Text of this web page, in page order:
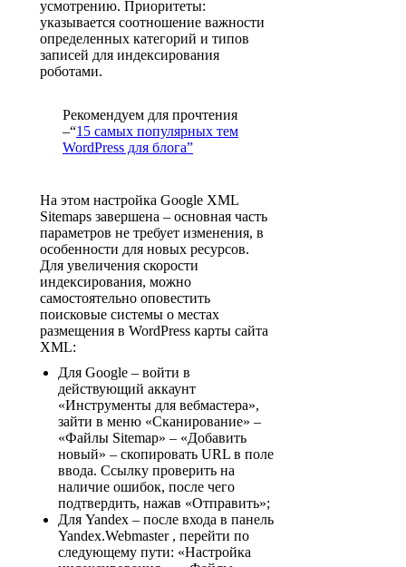
усмотрению. Приоритеты:
указывается соотношение важности
определенных категорий и типов
записей для индексирования
роботами.
Рекомендуем для прочтения
–“15 самых популярных тем
WordPress для блога”
На этом настройка Google XML
Sitemaps завершена – основная часть
параметров не требует изменения, в
особенности для новых ресурсов.
Для увеличения скорости
индексирования, можно
самостоятельно оповестить
поисковые системы о местах
размещения в WordPress карты сайта
XML:
Для Google – войти в
действующий аккаунт
«Инструменты для вебмастера»,
зайти в меню «Сканирование» –
«Файлы Sitemap» – «Добавить
новый» – скопировать URL в поле
ввода. Ссылку проверить на
наличие ошибок, после чего
подтвердить, нажав «Отправить»;
Для Yandex – после входа в панель
Yandex.Webmaster , перейти по
следующему пути: «Настройка